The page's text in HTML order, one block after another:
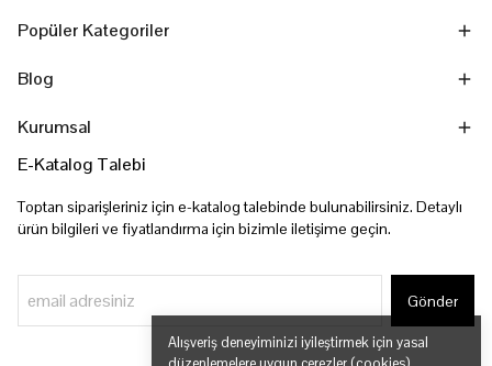
Alışveriş deneyiminizi iyileştirmek için yasal
Popüler Kategoriler
Blog
Kurumsal
E-Katalog Talebi
Toptan siparişleriniz için e-katalog talebinde bulunabilirsiniz. Detaylı
ürün bilgileri ve fiyatlandırma için bizimle iletişime geçin.
Gönder